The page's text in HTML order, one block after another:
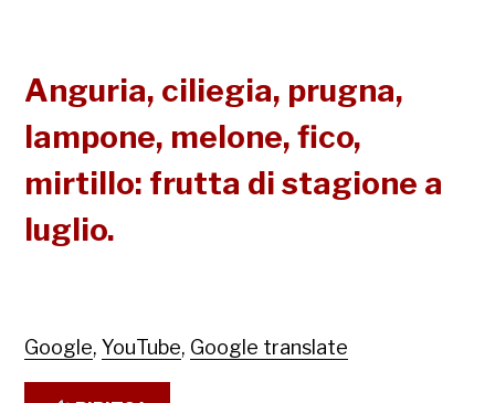
Anguria, ciliegia, prugna,
lampone, melone, fico,
mirtillo: frutta di stagione a
luglio.
Google,YouTube, Google translate